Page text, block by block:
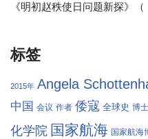
《明初赵秩使日问题新探》
标签
2015年 Angela
中国 会议 作者 倭寇 全球史 博士
化学院 国家航海 国家航海